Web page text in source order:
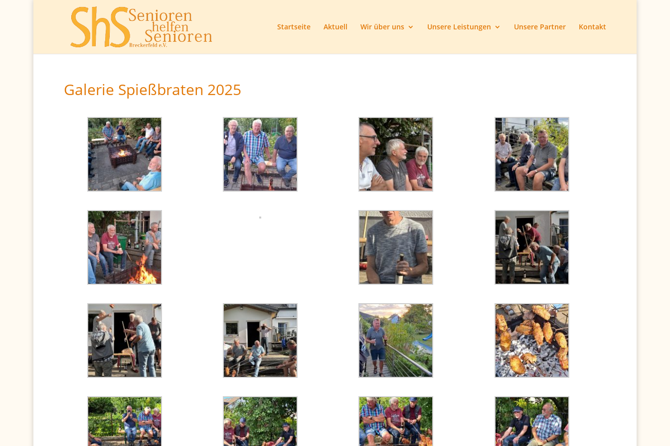
Startseite Aktuell Wir über uns Unsere Leistungen Unsere Partner Kontakt
Galerie Spießbraten 2025